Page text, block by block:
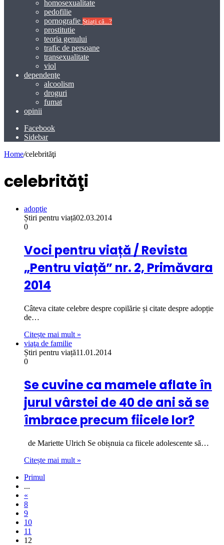
homosexualitate
pedofilie
pornografie Știați că...?
prostitutie
teoria genului
trafic de persoane
transexualitate
viol
dependenţe
alcoolism
droguri
fumat
opinii
Facebook
Sidebar
Home/celebrităţi
celebrităţi
adopţie
Știri pentru viață02.03.2014
0
Voci pentru viață / Revista
„Pentru viață” nr. 2, Primăvara
2014
Câteva citate celebre despre copilărie și citate despre adopție
de…
Citește mai mult »
viaţa de familie
Știri pentru viață11.01.2014
0
Se cuvine ca mamele aflate în
jurul vârstei de 40 de ani să se
îmbrace precum fiicele lor?
de Mariette Ulrich Se obișnuia ca fiicele adolescente să…
Citește mai mult »
Primul
...
«
8
9
10
11
12